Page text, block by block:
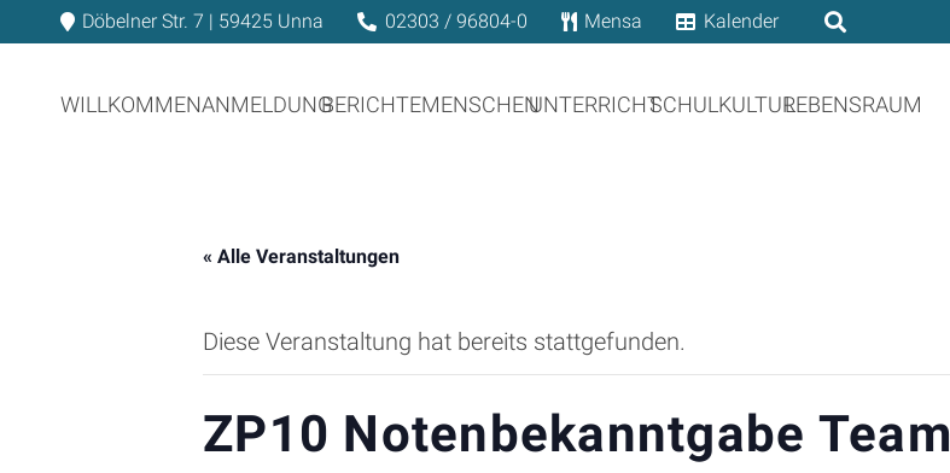
Döbelner Str. 7 | 59425 Unna 02303 / 96804-0 Mensa Kalender
WILLKOMMENANMELDUNGBERICHTEMENSCHENUNTERRICHTSCHULKULTURLEBENSRAUM
« Alle Veranstaltungen
Diese Veranstaltung hat bereits stattgefunden.
ZP10 Notenbekanntgabe Team